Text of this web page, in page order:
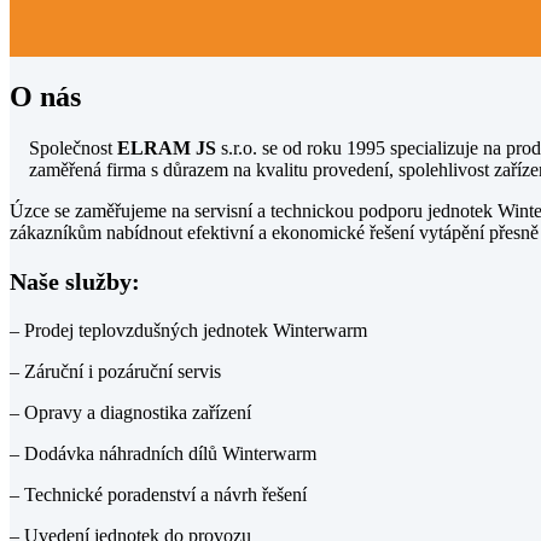
O nás
Společnost ELRAM JS s.r.o. se od roku 1995 specializuje na
zaměřená firma s důrazem na kvalitu provedení, spolehlivost
Úzce se zaměřujeme na servisní a technickou podporu jednotek
zákazníkům nabídnout efektivní a ekonomické řešení vytápění
Naše služby:
– Prodej teplovzdušných jednotek Winterwarm
– Záruční i pozáruční servis
– Opravy a diagnostika zařízení
– Dodávka náhradních dílů Winterwarm
– Technické poradenství a návrh řešení
– Uvedení jednotek do provozu